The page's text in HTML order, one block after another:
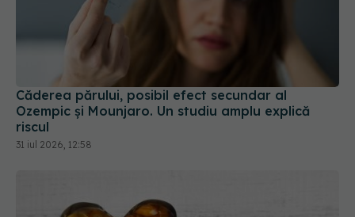
Căderea părului, posibil efect secundar al
Ozempic și Mounjaro. Un studiu amplu explică
riscul
31 iul 2026, 12:58